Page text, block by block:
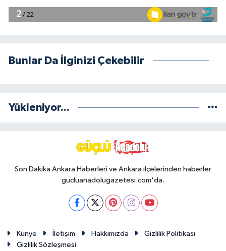
Bunlar Da İlginizi Çekebilir
Yükleniyor...
Son Dakika Ankara Haberleri ve Ankara ilçelerinden haberler
gucluanadolugazetesi.com'da.
Künye İletişim Hakkımızda
Gizlilik Politikası
Gizlilik Sözleşmesi